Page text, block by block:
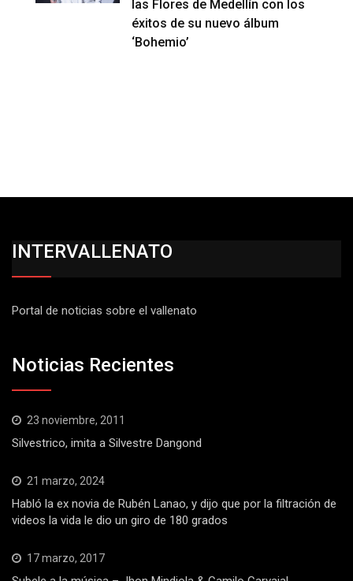
las Flores de Medellín con los
éxitos de su nuevo álbum
‘Bohemio’
INTERVALLENATO
Portal de noticias sobre el vallenato
Noticias Recientes
23 noviembre, 2011
Silvestrico, imita a Silvestre Dangond
21 marzo, 2024
Habló la ex novia de Rubén Lanao, y dijo que por la filtración de
videos la vida le dio un giro de 180 grados
17 marzo, 2017